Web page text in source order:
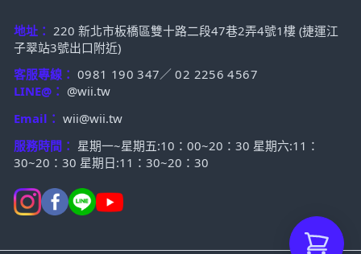
地址： 220 新北市板橋區雙十路二段47巷2弄4號1樓 (捷運江
子翠站3號出口附近)
客服專線： 0981 190 347／02 2256 4567
LINE@： @wii.tw
Email： wii@wii.tw
服務時間： 星期一~星期五:10：00~20：30 星期六:11：
30~20：30 星期日:11：30~20：30